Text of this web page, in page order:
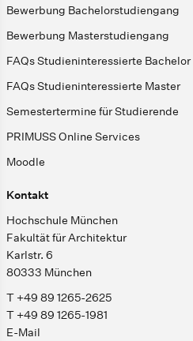
Bewerbung Bachelorstudiengang
Bewerbung Masterstudiengang
FAQs Studieninteressierte Bachelor
FAQs Studieninteressierte Master
Semestertermine für Studierende
PRIMUSS Online Services
Moodle
Kontakt
Hochschule München
Fakultät für Architektur
Karlstr. 6
80333 München
T +49 89 1265-2625
T +49 89 1265-1981
E-Mail